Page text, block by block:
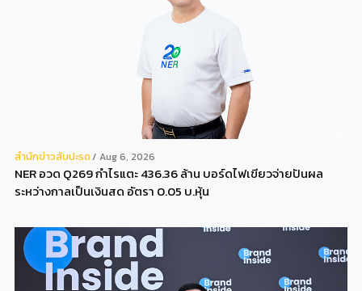
สํานักข่าวสับปะรด Aug 6, 2026
NER อวด Q269 กำไรแตะ 436.36 ล้าน บอร์ดไฟเขียวจ่ายปันผล
ระหว่างกาลเป็นเงินสด อัตรา 0.05 บ.หุ้น